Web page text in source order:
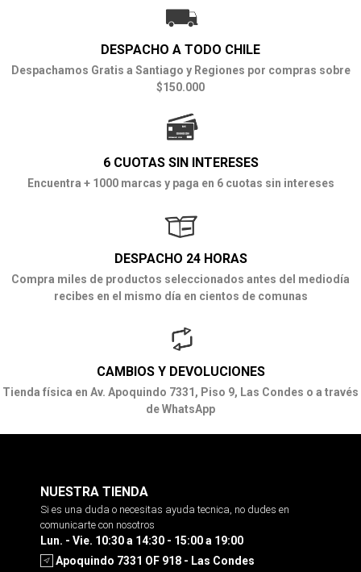
DESPACHO A TODO CHILE
Despachamos Gratis a Santiago y Regiones por compras sobre
$150.000
6 CUOTAS SIN INTERESES
Encuentra + 1000 marcas y paga en 6 cuotas sin intereses
DESPACHO 24 HORAS
Compra miles de productos seleccionados antes del mediodía
recibes en el mismo día en cientos de comunas
CAMBIOS Y DEVOLUCIONES
Tienda física en Av. Apoquindo 7331, Piso 9, Las Condes o a través
de WhatsApp
NUESTRA TIENDA
Si es una duda o necesitas ayuda tecnica, no dudes en
comunicarte con nosotros
Lun. - Vie. 10:30 a 14:30 - 15:00 a 19:00
Apoquindo 7331 OF 918 - Las Condes